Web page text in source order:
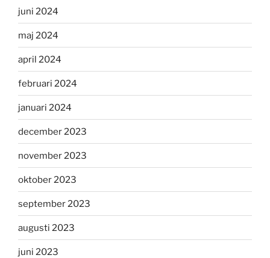
juni 2024
maj 2024
april 2024
februari 2024
januari 2024
december 2023
november 2023
oktober 2023
september 2023
augusti 2023
juni 2023